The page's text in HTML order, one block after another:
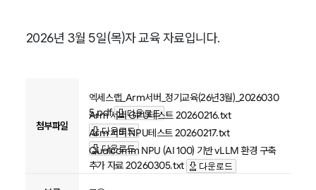
2026년 3월 5일(목)자 교육 자료입니다.
첨부파일
엑세스랩_Arm서버_정기교육(26년3월)_2026030
5.pdf
Arm 서버 GPU테스트 20260216.txt
Arm 서버 NPU테스트 20260217.txt
Qualcomm NPU (AI 100) 기반 vLLM 환경 구축
추가 자료 20260305.txt